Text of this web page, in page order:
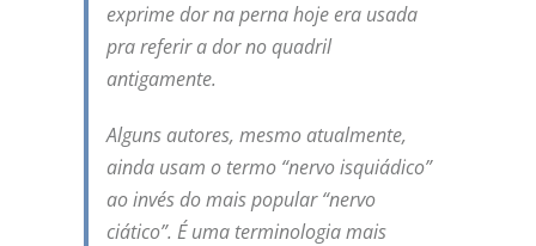
exprime dor na perna hoje era usada
pra referir a dor no quadril
antigamente.
Alguns autores, mesmo atualmente,
ainda usam o termo “nervo isquiádico”
ao invés do mais popular “nervo
ciático”. É uma terminologia mais